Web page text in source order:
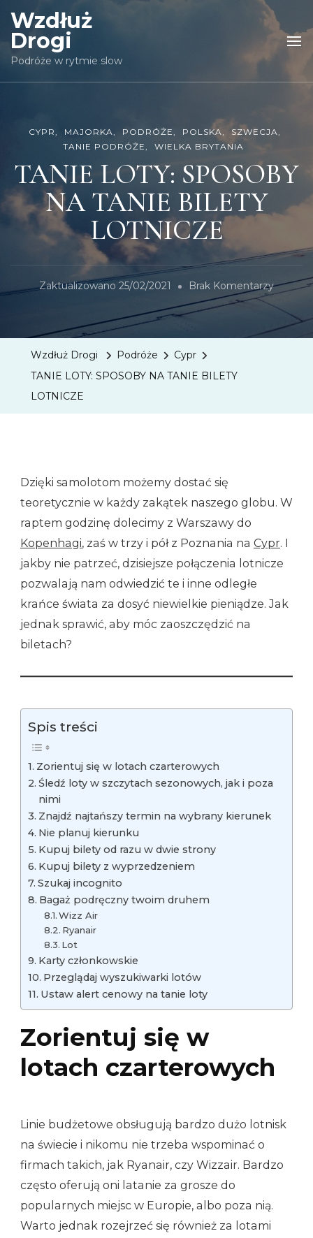
Wzdłuż
Drogi
Podróże w rytmie slow
CYPR MAJORKA PODRÓŻE POLSKA
SZWECJA
TANIE PODRÓŻE
WIELKA BRYTANIA
TANIE LOTY: SPOSOBY
NA TANIE BILETY
LOTNICZE
Zaktualizowano 25/02/2021 Brak KomentarzyDo
TANIE
LOTY:
Wzdłuż Drogi Podróże
Cypr
TANIE LOTY: SPOSOBY NA TANIE BILETY
LOTNICZE
Dzięki samolotom możemy dostać się
teoretycznie w każdy zakątek naszego globu. W
raptem godzinę dolecimy z Warszawy do
Kopenhagi, zaś w trzy i pół z Poznania na Cypr. I
jakby nie patrzeć, dzisiejsze połączenia lotnicze
pozwalają nam odwiedzić te i inne odległe
krańce świata za dosyć niewielkie pieniądze. Jak
jednak sprawić, aby móc zaoszczędzić na
biletach?
Spis treści
Zorientuj się w lotach czarterowych
Śledź loty w szczytach sezonowych, jak i poza
nimi
Znajdź najtańszy termin na wybrany kierunek
Nie planuj kierunku
Kupuj bilety od razu w dwie strony
Kupuj bilety z wyprzedzeniem
Szukaj incognito
Bagaż podręczny twoim druhem
Wizz Air
Ryanair
Lot
Karty członkowskie
Przeglądaj wyszukiwarki lotów
Ustaw alert cenowy na tanie loty
Zorientuj się w
lotach czarterowych
Linie budżetowe obsługują bardzo dużo lotnisk
na świecie i nikomu nie trzeba wspominać o
firmach takich, jak Ryanair, czy Wizzair. Bardzo
często oferują oni latanie za grosze do
popularnych miejsc w Europie, albo poza nią.
Warto jednak rozejrzeć się również za lotami